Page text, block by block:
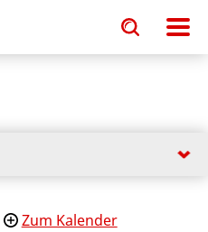
Toggle
search
input
Toggle
search
input
Zum Kalender